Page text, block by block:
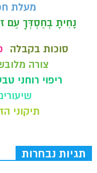
מעלת
נָחִיתָ בְחַסְדְּךָ עַם
סוכות בקבלה
צורה
ריפוי רוחני
תיקוני
תגיות נבחרות